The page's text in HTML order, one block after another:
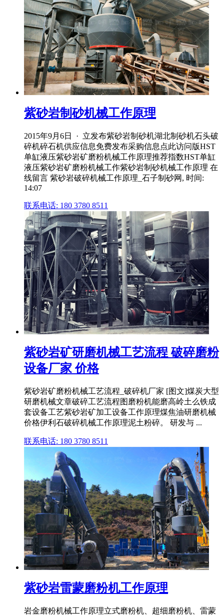
紫砂岩制砂机械工作原理
2015年9月6日 · 立发布紫砂岩制砂机湖北制砂机石头破
碎机碎石机供应信息免费发布采购信息点此访问版HST
单缸液压紫砂岩矿磨粉机械工作原理推荐指数HST单缸
液压紫砂岩矿磨粉机械工作紫砂岩制砂机械工作原理 在
线留言 紫砂岩破碎机械工作原理_石子制砂网, 时间:
14:07
联系电话: 180 3780 8511
紫砂岩矿研磨机械工艺流程 破碎磨粉
设备厂家 价格
紫砂岩矿磨粉机械工艺流程_破碎机厂家 [图文]煤炭大型
研磨机械文章破碎工艺流程图磨粉机能磨高岭土么铁成
套设备工艺紫砂岩矿加工设备工作原理煤焦油研磨机械
价格伊利石破碎机械工作原理泥土粉碎。 研发与 ...
联系电话: 180 3780 8511
紫砂岩雷蒙磨粉机工作原理
岩金磨粉机械工作原理立式磨粉机、超细磨粉机、雷蒙